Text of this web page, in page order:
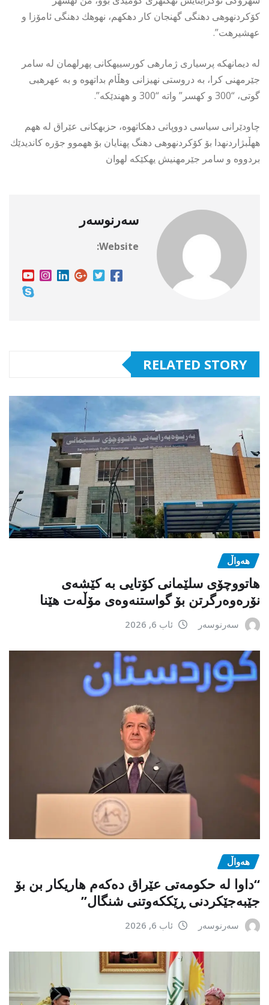
كۆكردنهوهى دهنگى گهنجان كار دهكهم، نهوهك دهنگى ئامۆزا و
عهشیرهت”.
له دیمانهكه پرسیارى ژمارهى كورسییهكانى پهرلهمان له سامر
جێرمهنى كرا، به دروستى نهیزانى وهڵام بداتهوه و به عهرهبى
گوتى، “300 و كهسر” واته “300 و ههندێكه”.
چاودێرانى سیاسى دووپاتى دهكاتهوه، حزبهكانى عێراق له ههم
ههڵبژاردنهدا بۆ كۆكردنهوهى دهنگ پهنایان بۆ ههموو جۆره كاندیدێك
بردووه و سامر جێرمهنیش یهكێكه لهوان
سەرنوسەر
Website:
RELATED STORY
هەواڵ
هاتووچۆی سلێمانی کۆتایی بە کێشەی
نۆرەوەرگرتن بۆ گواستنەوەی مۆڵەت هێنا
سەرنوسەر ئاب 6, 2026
هەواڵ
“داوا لە حكومەتی عێراق دەكەم هاریكار بن بۆ
جێبەجێكردنی ڕێككەوتنی شنگال”
سەرنوسەر ئاب 6, 2026